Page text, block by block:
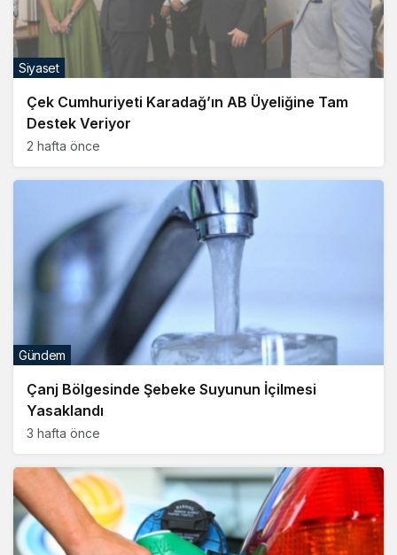
Çek Cumhuriyeti Karadağ’ın AB Üyeliğine Tam
Destek Veriyor
2 hafta önce
Siyaset
Çanj Bölgesinde Şebeke Suyunun İçilmesi
Yasaklandı
3 hafta önce
Gündem